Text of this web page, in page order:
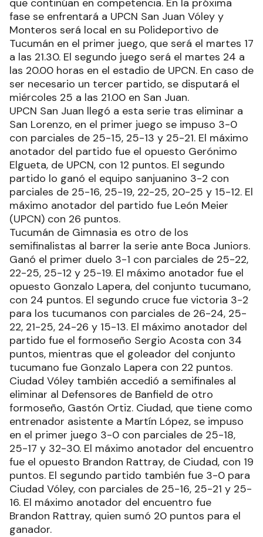
que continúan en competencia. En la próxima
fase se enfrentará a UPCN San Juan Vóley y
Monteros será local en su Polideportivo de
Tucumán en el primer juego, que será el martes 17
a las 21.30. El segundo juego será el martes 24 a
las 20.00 horas en el estadio de UPCN. En caso de
ser necesario un tercer partido, se disputará el
miércoles 25 a las 21.00 en San Juan.
UPCN San Juan llegó a esta serie tras eliminar a
San Lorenzo, en el primer juego se impuso 3-0
con parciales de 25-15, 25-13 y 25-21. El máximo
anotador del partido fue el opuesto Gerónimo
Elgueta, de UPCN, con 12 puntos. El segundo
partido lo ganó el equipo sanjuanino 3-2 con
parciales de 25-16, 25-19, 22-25, 20-25 y 15-12. El
máximo anotador del partido fue León Meier
(UPCN) con 26 puntos.
Tucumán de Gimnasia es otro de los
semifinalistas al barrer la serie ante Boca Juniors.
Ganó el primer duelo 3-1 con parciales de 25-22,
22-25, 25-12 y 25-19. El máximo anotador fue el
opuesto Gonzalo Lapera, del conjunto tucumano,
con 24 puntos. El segundo cruce fue victoria 3-2
para los tucumanos con parciales de 26-24, 25-
22, 21-25, 24-26 y 15-13. El máximo anotador del
partido fue el formoseño Sergio Acosta con 34
puntos, mientras que el goleador del conjunto
tucumano fue Gonzalo Lapera con 22 puntos.
Ciudad Vóley también accedió a semifinales al
eliminar al Defensores de Banfield de otro
formoseño, Gastón Ortiz. Ciudad, que tiene como
entrenador asistente a Martín López, se impuso
en el primer juego 3-0 con parciales de 25-18,
25-17 y 32-30. El máximo anotador del encuentro
fue el opuesto Brandon Rattray, de Ciudad, con 19
puntos. El segundo partido también fue 3-0 para
Ciudad Vóley, con parciales de 25-16, 25-21 y 25-
16. El máximo anotador del encuentro fue
Brandon Rattray, quien sumó 20 puntos para el
ganador.